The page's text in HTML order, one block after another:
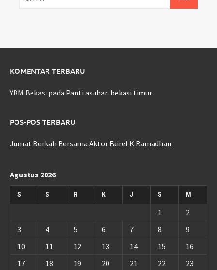
untuk:
KOMENTAR TERBARU
YBM Bekasi pada Panti asuhan bekasi timur
POS-POS TERBARU
Jumat Berkah Bersama Aktor Fairel K Ramadhan
Agustus 2026
S S R K J S M
1
2
3
4 5 6 7 8
9
10
11 12 13 14 15
16
17
18 19 20 21 22 23